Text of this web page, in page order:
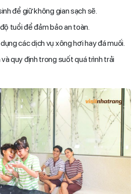
để giữ không gian sạch sẽ.
tuổi để đảm bảo an toàn.
các dịch vụ xông hơi hay đá muối.
quy định trong suốt quá trình trải